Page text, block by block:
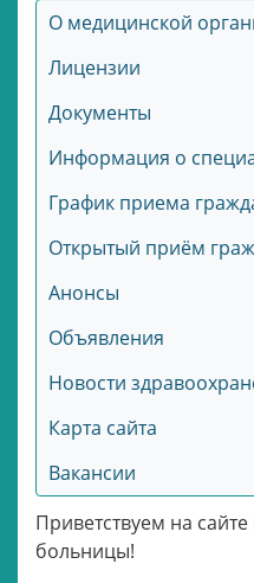
О медицинской
Лицензии
Документы
Информация о
График приема
Открытый приём
Анонсы
Объявления
Новости
Карта сайта
Вакансии
Приветствуем на
больницы!